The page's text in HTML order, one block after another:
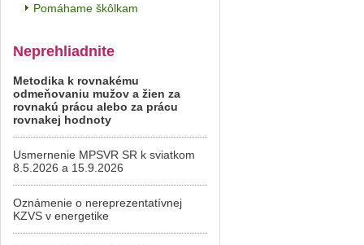
Pomáhame škôlkam
Neprehliadnite
Metodika k rovnakému
odmeňovaniu mužov a žien za
rovnakú prácu alebo za prácu
rovnakej hodnoty
Usmernenie MPSVR SR k sviatkom
8.5.2026 a 15.9.2026
Oznámenie o nereprezentatívnej
KZVS v energetike